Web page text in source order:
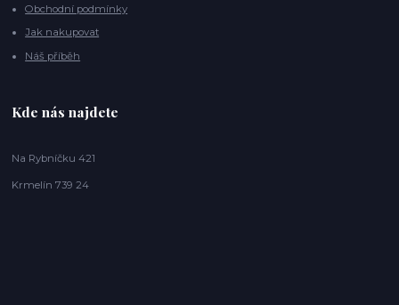
Obchodní podmínky
Jak nakupovat
Náš příběh
Kde nás najdete
Na Rybníčku 421
Krmelín 739 24